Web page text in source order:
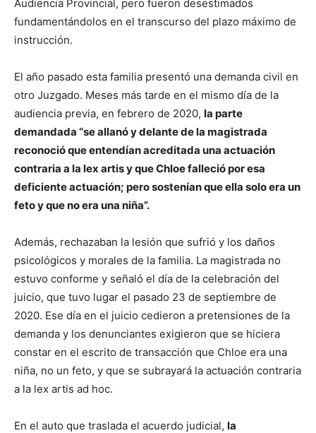
Audiencia Provincial, pero fueron desestimados
fundamentándolos en el transcurso del plazo máximo de
instrucción.
El año pasado esta familia presentó una demanda civil en
otro Juzgado. Meses más tarde en el mismo día de la
audiencia previa, en febrero de 2020, la parte
demandada “se allanó y delante de la magistrada
reconoció que entendían acreditada una actuación
contraria a la lex artis y que Chloe falleció por esa
deficiente actuación; pero sostenían que ella solo era un
feto y que no era una niña”.
Además, rechazaban la lesión que sufrió y los daños
psicológicos y morales de la familia. La magistrada no
estuvo conforme y señaló el día de la celebración del
juicio, que tuvo lugar el pasado 23 de septiembre de
2020. Ese día en el juicio cedieron a pretensiones de la
demanda y los denunciantes exigieron que se hiciera
constar en el escrito de transacción que Chloe era una
niña, no un feto, y que se subrayará la actuación contraria
a la lex artis ad hoc.
En el auto que traslada el acuerdo judicial, la